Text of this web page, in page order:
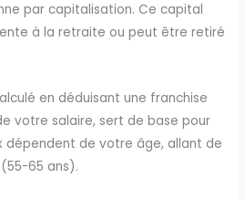
par capitalisation. Ce capital
à la retraite ou peut être retiré
en déduisant une franchise
votre salaire, sert de base pour
dépendent de votre âge, allant de
65 ans).